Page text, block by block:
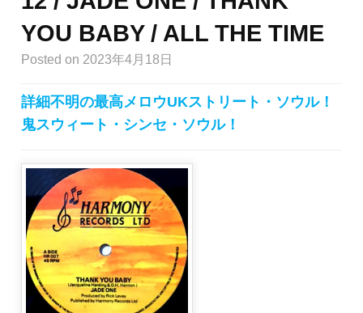
YOU BABY / ALL THE TIME
Posted on 2023年4月18日
詳細不明の最高メロウUKストリート・ソウル！
鬼スウィート・シンセ・ソウル！